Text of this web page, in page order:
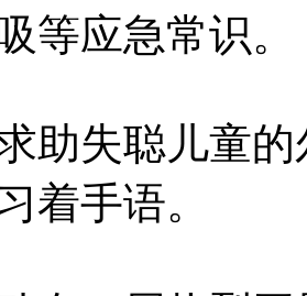
等应急常识。
助失聪儿童
着手语。